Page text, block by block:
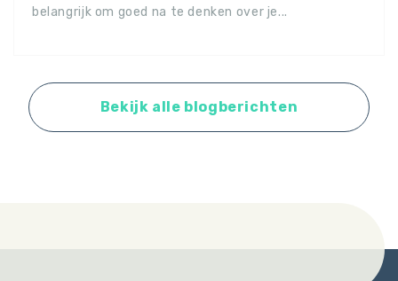
belangrijk om goed na te denken over je...
Bekijk alle blogberichten